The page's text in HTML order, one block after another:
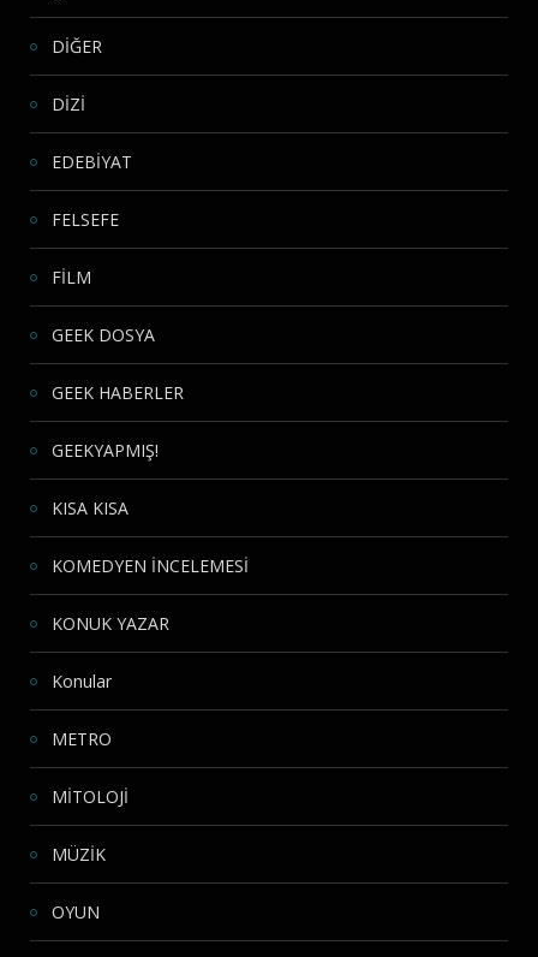
DİĞER
DİZİ
EDEBİYAT
FELSEFE
FİLM
GEEK DOSYA
GEEK HABERLER
GEEKYAPMIŞ!
KISA KISA
KOMEDYEN İNCELEMESİ
KONUK YAZAR
Konular
METRO
MİTOLOJİ
MÜZİK
OYUN